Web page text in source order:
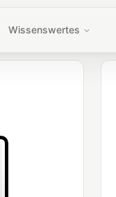
Wissenswertes